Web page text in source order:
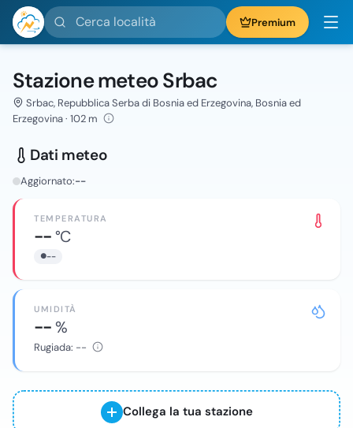
Cerca località Premium
Stazione meteo Srbac
Srbac, Repubblica Serba di Bosnia ed Erzegovina, Bosnia ed
Erzegovina · 102 m
Dati meteo
Aggiornato:--
TEMPERATURA
--°C
--
UMIDITÀ
--%
Rugiada: --
Collega la tua stazione